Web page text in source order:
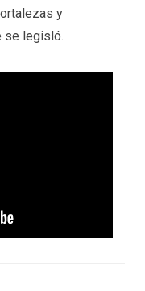
y
se legisló.